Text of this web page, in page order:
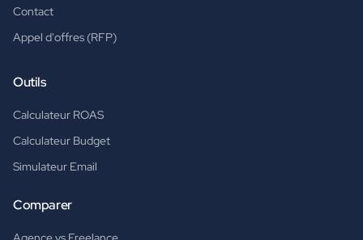
Contact
Appel d'offres (RFP)
Outils
Calculateur ROAS
Calculateur Budget
Simulateur Email
Comparer